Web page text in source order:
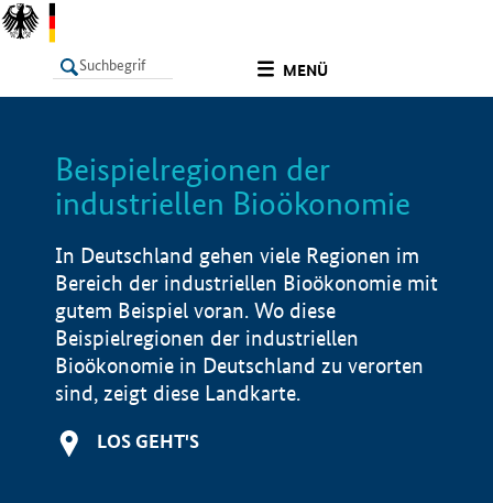
MENÜ
LISTE
Beispielregionen der
industriellen Bioökonomie
In Deutschland gehen viele Regionen im
Bereich der industriellen Bioökonomie mit
gutem Beispiel voran. Wo diese
Beispielregionen der industriellen
Bioökonomie in Deutschland zu verorten
sind, zeigt diese Landkarte.
LOS GEHT'S